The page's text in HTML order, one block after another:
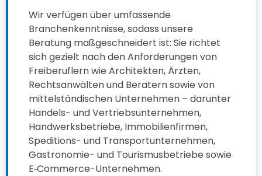
Wir verfügen über umfassende
Branchenkenntnisse, sodass unsere
Beratung maßgeschneidert ist: Sie richtet
sich gezielt nach den Anforderungen von
Freiberuflern wie Architekten, Ärzten,
Rechtsanwälten und Beratern sowie von
mittelständischen Unternehmen – darunter
Handels- und Vertriebsunternehmen,
Handwerksbetriebe, Immobilienfirmen,
Speditions- und Transportunternehmen,
Gastronomie- und Tourismusbetriebe sowie
E‑Commerce-Unternehmen.